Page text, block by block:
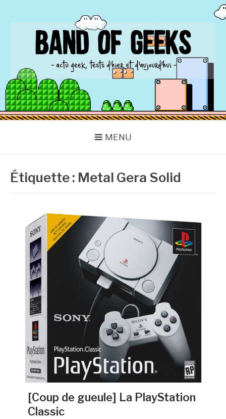
BAND OF GEEKS
Actu Geek d'hier et d'aujourd'hui
MENU
Étiquette : Metal Gera Solid
[Coup de gueule] La PlayStation
Classic